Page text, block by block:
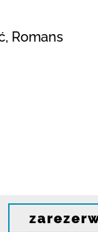
Romans